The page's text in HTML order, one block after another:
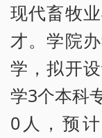
现代畜牧
才。学院
学，拟开
学3个本科
0人，预